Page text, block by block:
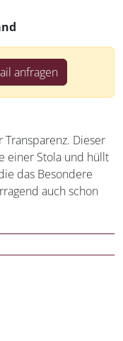
anfragen
Dieser
einer Stola und hüllt
das Besondere
auch schon